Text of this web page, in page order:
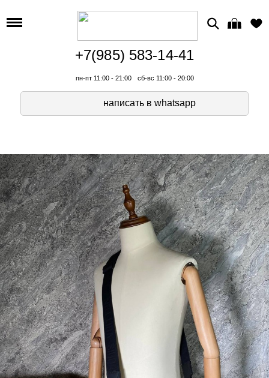
+7(985) 583-14-41
пн-пт 11:00 - 21:00 сб-вс 11:00 - 20:00
написать в whatsapp